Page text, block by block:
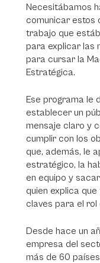
Necesitábamos
comunicar estos
trabajo que
para explicar las
para cursar la
Estratégica.
Ese programa le
establecer un
mensaje claro y
cumplir con los
que, además, le
estratégico, la
en equipo y
quien explica
claves para el
Desde hace un
empresa del
más de 60